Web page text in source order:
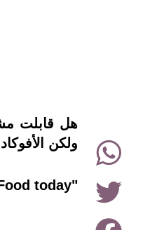
Facebook
Twitter
WhatsAppولكن
"Food today" تنصحك باتباع بعض الحيل لتسريع عملية نضج الأفوكادو كما ذكرها موقع "Reader’s Digest".